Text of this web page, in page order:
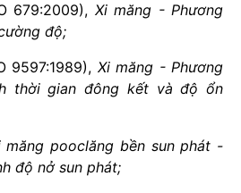
679:2009), Xi măng - Phương
độ;
9597:1989), Xi măng - Phương
thời gian đông kết và độ ổn
măng pooclăng bền sun phát -
độ nở sun phát;